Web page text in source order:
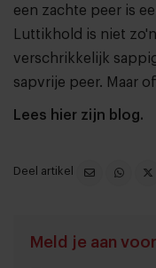
een zachte peer is
Luttikhold is niet
verschrikkelijk
sapvrije peer. Maar
Lees hier zijn blog.
Deel artikel
Meld je aan